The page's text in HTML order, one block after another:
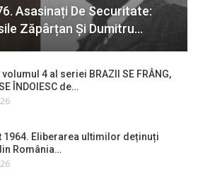
Asasinați De Securitate:
Zăpârțan Și Dumitru…
4 al seriei BRAZII SE FRÂNG,
ÎNDOIESC de…
1964. Eliberarea ultimilor deținuți
România…